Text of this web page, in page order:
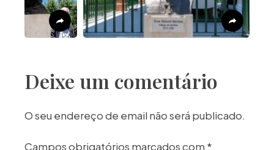
Deixe um comentário
O seu endereço de email não será publicado.
Campos obrigatórios marcados com *